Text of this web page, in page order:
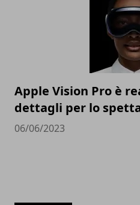
Apple Vision Pro è
dettagli per lo
06/06/2023